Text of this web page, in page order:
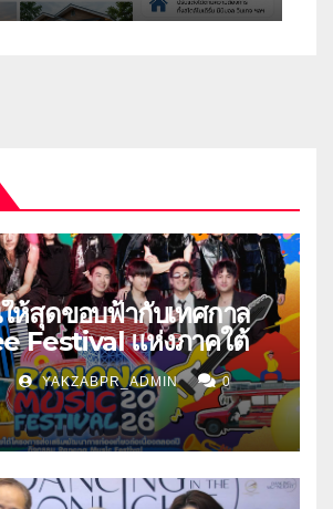
ห้สุดขอบฟ้ากับเทศกาล
Festival แห่งภาคใต้
YAKZABPR_ADMIN 0